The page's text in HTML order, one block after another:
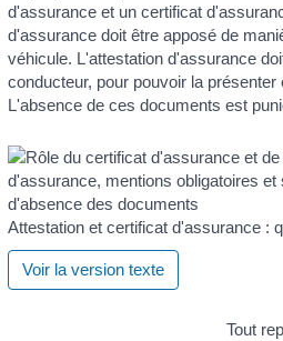
d'assurance et un certificat
d'assurance doit être apposé de
véhicule. L'attestation d'assurance
conducteur, pour pouvoir la présenter
L'absence de ces documents est
Attestation et certificat d'assurance :
Voir la version texte
Tout